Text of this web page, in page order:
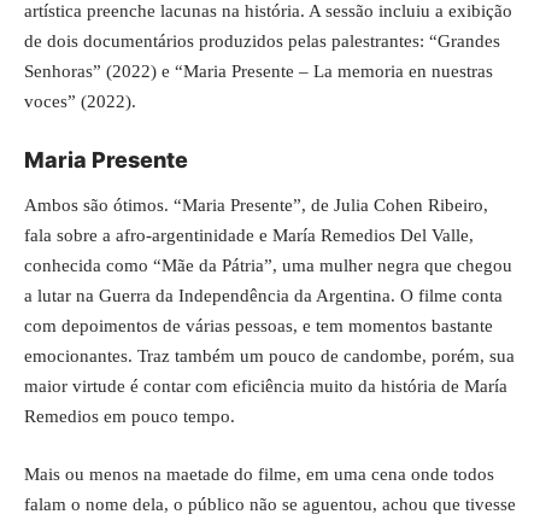
artística preenche lacunas na história. A sessão incluiu a exibição
de dois documentários produzidos pelas palestrantes: “Grandes
Senhoras” (2022) e “Maria Presente – La memoria en nuestras
voces” (2022).
Maria Presente
Ambos são ótimos. “Maria Presente”, de Julia Cohen Ribeiro,
fala sobre a afro-argentinidade e María Remedios Del Valle,
conhecida como “Mãe da Pátria”, uma mulher negra que chegou
a lutar na Guerra da Independência da Argentina. O filme conta
com depoimentos de várias pessoas, e tem momentos bastante
emocionantes. Traz também um pouco de candombe, porém, sua
maior virtude é contar com eficiência muito da história de María
Remedios em pouco tempo.
Mais ou menos na maetade do filme, em uma cena onde todos
falam o nome dela, o público não se aguentou, achou que tivesse